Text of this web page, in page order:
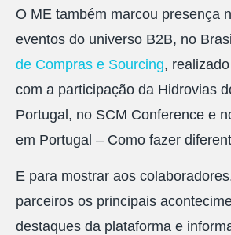
O ME também marcou presença
eventos do universo B2B, no
de Compras e Sourcing,
com a participação da Hidrovias
Portugal, no SCM Conference e
em Portugal – Como fazer
E para mostrar aos
parceiros os principais
destaques da plataforma e